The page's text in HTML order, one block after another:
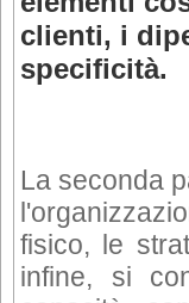
clienti, i
specificità.
La seconda
fisico, le
infine, si